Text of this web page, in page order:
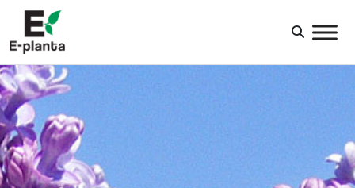
HUVUDNAVIGERING